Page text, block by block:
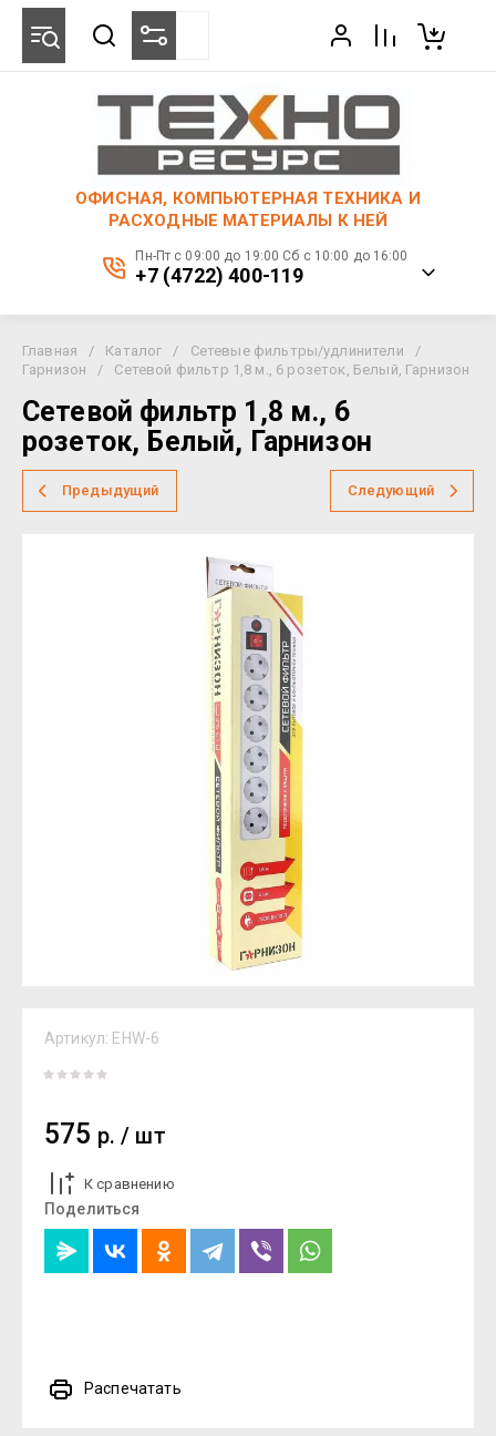
ОФИСНАЯ, КОМПЬЮТЕРНАЯ ТЕХНИКА И
РАСХОДНЫЕ МАТЕРИАЛЫ К НЕЙ
Пн-Пт с 09:00 до 19:00 Сб с 10:00 до 16:00
+7 (4722) 400-119
Главная / Каталог / Сетевые фильтры/удлинители
/
Гарнизон
/ Сетевой фильтр 1,8 м., 6 розеток, Белый, Гарнизон
Сетевой фильтр 1,8 м., 6
розеток, Белый, Гарнизон
Предыдущий Следующий
Артикул: EHW-6
575 р. / шт
К сравнению
Поделиться
Распечатать